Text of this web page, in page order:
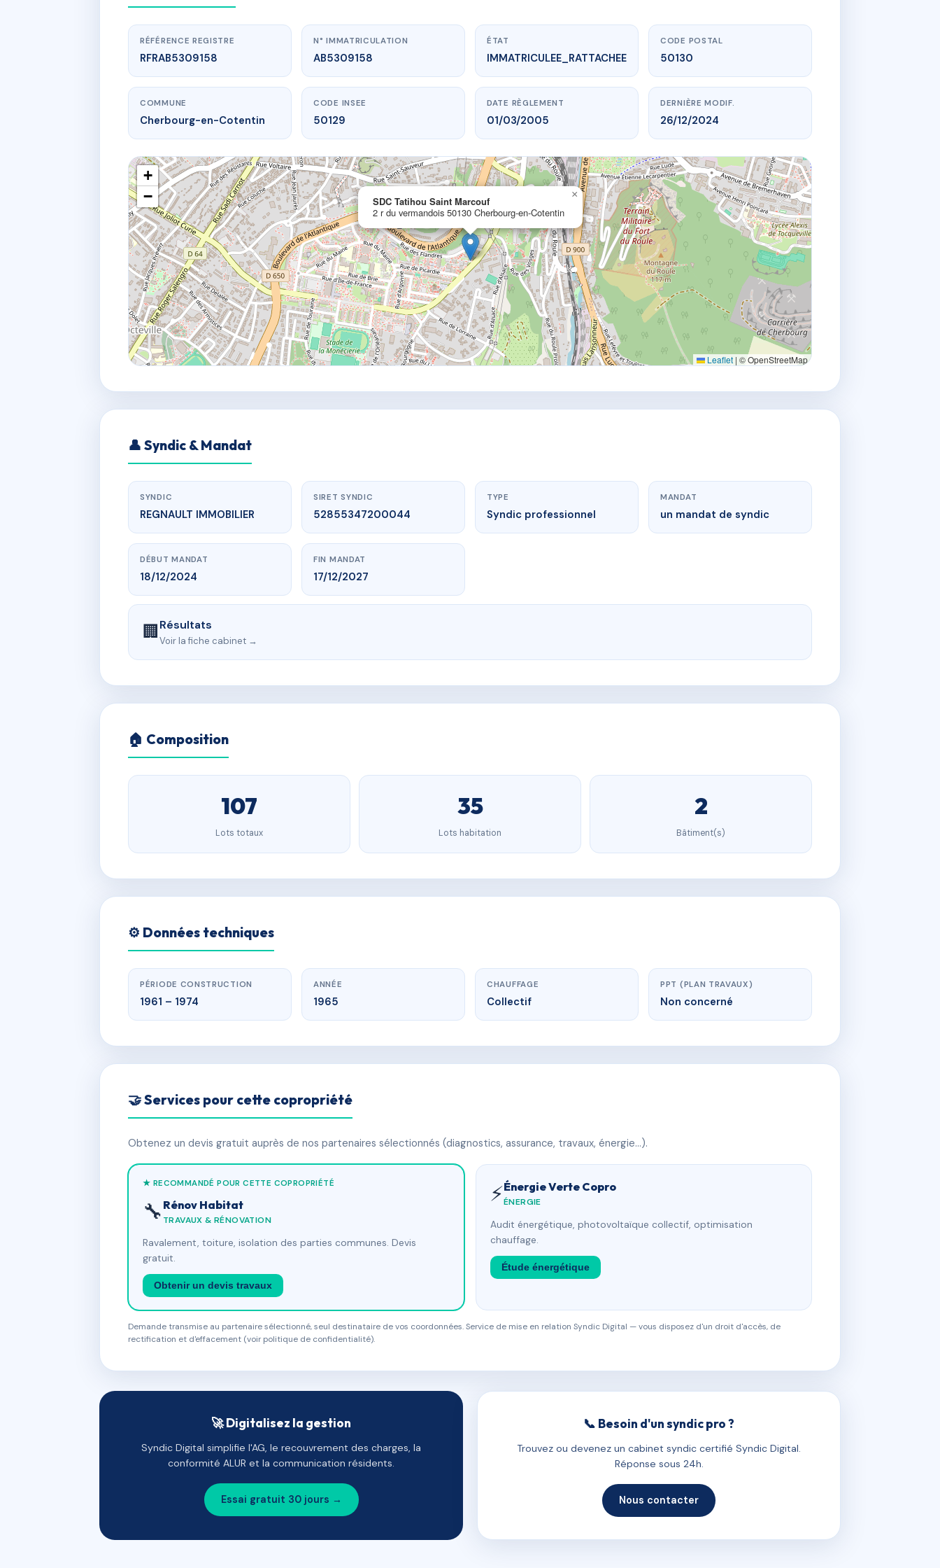
www.vme.plus/AB5309158
SDC Tatihou Saint Marcouf
2 r du vermandois50130 Cherbourg-en-Cotentin
RÉFÉRENCE REGISTRE
RFRAB5309158
N° IMMATRICULATION
AB5309158
ÉTAT
IMMATRICULEE_RATTACHEE
CODE POSTAL
50130
COMMUNE
Cherbourg-en-Cotentin
CODE INSEE
50129
DATE RÈGLEMENT
01/03/2005
DERNIÈRE MODIF.
26/12/2024
SDC Tatihou Saint Marcouf
2 r du vermandois 50130 Cherbourg-en-Cotentin
×
+
−
Leaflet | © OpenStreetMap
👤 Syndic & Mandat
SYNDIC
REGNAULT IMMOBILIER
SIRET SYNDIC
52855347200044
TYPE
Syndic professionnel
MANDAT
un mandat de syndic
DÉBUT MANDAT
18/12/2024
FIN MANDAT
17/12/2027
🏢Résultats
Voir la fiche cabinet →
🏠 Composition
107
Lots totaux
35
Lots habitation
2
Bâtiment(s)
⚙️ Données techniques
PÉRIODE CONSTRUCTION
1961 – 1974
ANNÉE
1965
CHAUFFAGE
Collectif
PPT (PLAN TRAVAUX)
Non concerné
🤝 Services pour cette copropriété
Obtenez un devis gratuit auprès de nos partenaires sélectionnés (diagnostics, assurance, travaux, énergie…).
★ RECOMMANDÉ POUR CETTE COPROPRIÉTÉ
🔧 Rénov Habitat
TRAVAUX & RÉNOVATION
Ravalement, toiture, isolation des parties communes. Devis
gratuit.
Obtenir un devis travaux
⚡Énergie Verte Copro
ÉNERGIE
Audit énergétique, photovoltaïque collectif, optimisation
chauffage.
Étude énergétique
Demande transmise au partenaire sélectionné, seul destinataire de vos coordonnées. Service de mise en relation Syndic Digital — vous disposez d'un droit d'accès, de
rectification et d'effacement (voir politique de confidentialité).
🚀 Digitalisez la gestion
Syndic Digital simplifie l'AG, le recouvrement des charges, la
conformité ALUR et la communication résidents.
Essai gratuit 30 jours →
📞 Besoin d'un syndic pro ?
Trouvez ou devenez un cabinet syndic certifié Syndic Digital.
Réponse sous 24h.
Nous contacter